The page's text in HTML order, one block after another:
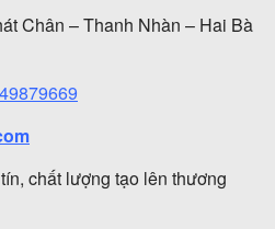
Chân – Thanh Nhàn – Hai Bà
chất lượng tạo lên thương